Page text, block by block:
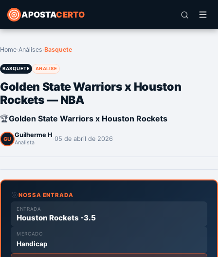
APOSTACERTO
Home Análises Basquete
BASQUETE ANALISE
Golden State Warriors x Houston
Rockets — NBA
🏆Golden State Warriors x Houston Rockets
GU
Guilherme H
Analista 05 de abril de 2026
🎯NOSSA ENTRADA
ENTRADA
Houston Rockets -3.5
MERCADO
Handicap